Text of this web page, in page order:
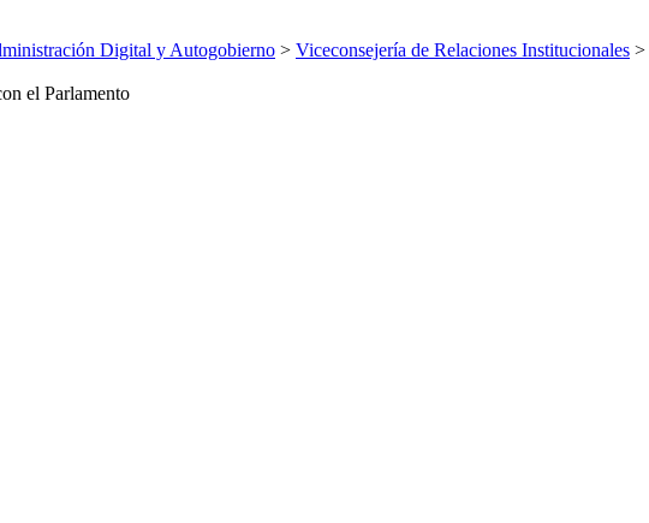
Digital y Autogobierno > Viceconsejería de Relaciones Institucionales >
el Parlamento